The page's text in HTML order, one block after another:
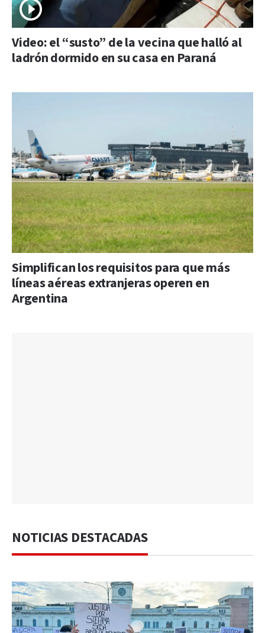
Video: el “susto” de la vecina que halló al
ladrón dormido en su casa en Paraná
Simplifican los requisitos para que más
líneas aéreas extranjeras operen en
Argentina
NOTICIAS DESTACADAS